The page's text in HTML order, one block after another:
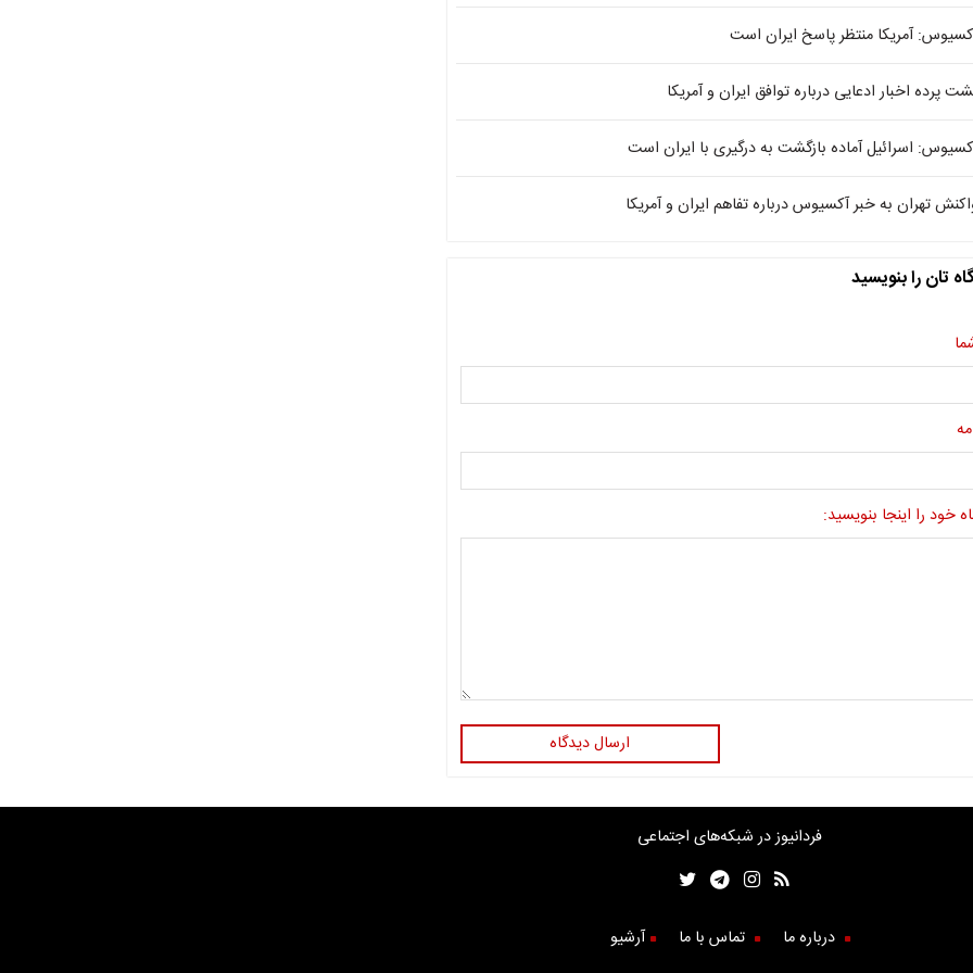
آمریکا منتظر پاسخ ایران است
پرده اخبار ادعایی درباره توافق ایران و آمریکا
اسرائیل آماده بازگشت به درگیری با ایران است
تهران به خبر آکسیوس درباره تفاهم ایران و آمریکا
تان را بنویسید
خود را اینجا بنویسید:
ارسال دیدگاه
فردانیوز در شبکه‌های اجتماعی
درباره ما تماس با ما آرشیو